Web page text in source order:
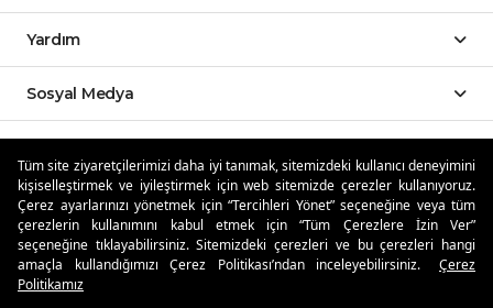
Tüm site ziyaretçilerimizi daha iyi tanımak, sitemizdeki kullanıcı deneyimini
kişiselleştirmek ve iyileştirmek için web sitemizde çerezler kullanıyoruz.
Çerez ayarlarınızı yönetmek için “Tercihleri Yönet” seçeneğine veya tüm
çerezlerin kullanımını kabul etmek için “Tüm Çerezlere İzin Ver”
seçeneğine tıklayabilirsiniz. Sitemizdeki çerezleri ve bu çerezleri hangi
amaçla kullandığımızı Çerez Politikası’ndan inceleyebilirsiniz.
Çerez
Politikamız
Yardım
Sosyal Medya
Özdilekteyim'de Taksit Avantajları
Güvenli Alışveriş